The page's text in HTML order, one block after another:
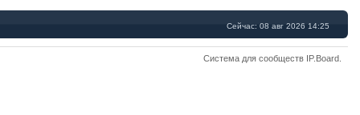
Сейчас: 08 авг 2026 14:25
Система для сообществ IP.Board